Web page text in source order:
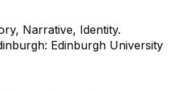
Narrative, Identity.
Edinburgh University